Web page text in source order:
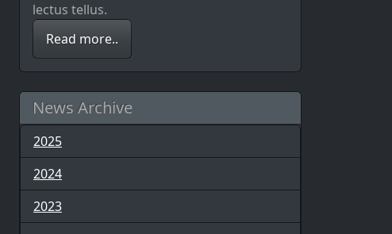
lectus tellus.
Read more..
News Archive
2025
2024
2023